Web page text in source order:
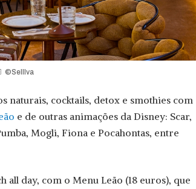
©Selllva
naturais, cocktails, detox e smothies com
e de outras animações da Disney: Scar,
Mogli, Fiona e Pocahontas, entre
all day, com o Menu Leão (18 euros), que